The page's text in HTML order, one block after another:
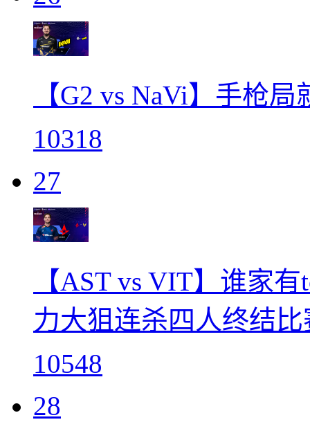
【G2 vs NaVi】手枪
10318
27
【AST vs VIT】谁家
力大狙连杀四人终结比
10548
28